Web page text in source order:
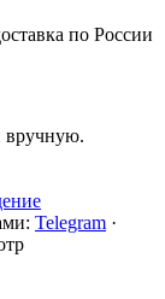
по России
вручную.
Telegram ·